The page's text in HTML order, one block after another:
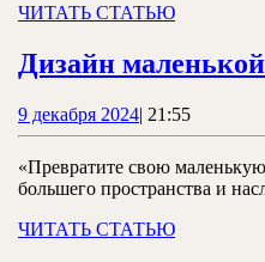
ЧИТАТЬ СТАТЬЮЧИТАТЬ
Дизайн
9 декабря 20249
декабря
| 21:55
«Превратите свою
большего пространства и
ЧИТАТЬ СТАТЬЮЧИТАТЬ